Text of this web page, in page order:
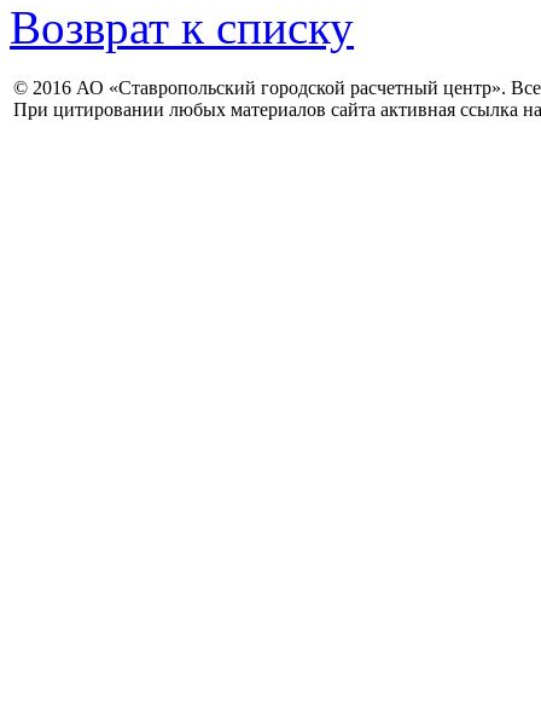
Возврат к списку
© 2016 АО «Ставропольский городской расчетный центр».
При цитировании любых материалов сайта активная ссылка